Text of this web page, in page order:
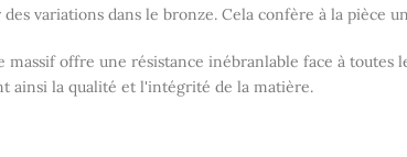
variations dans le bronze. Cela confère à la pièce
massif offre une résistance inébranlable face à toutes
ainsi la qualité et l'intégrité de la matière.